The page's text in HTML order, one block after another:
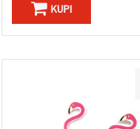
KUPI